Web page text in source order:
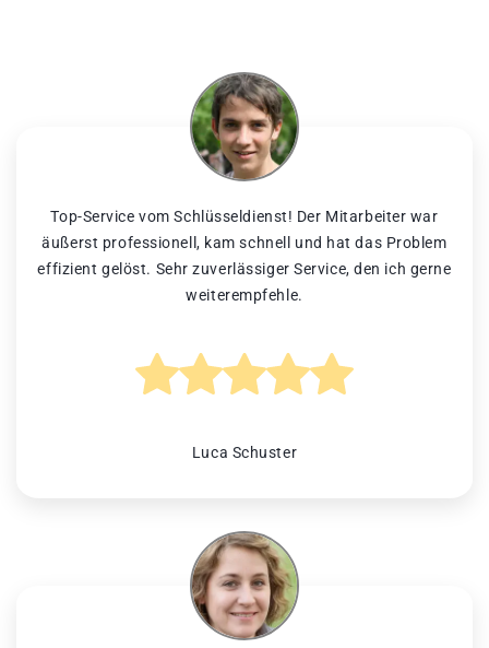
Top-Service vom Schlüsseldienst! Der Mitarbeiter war
äußerst professionell, kam schnell und hat das Problem
effizient gelöst. Sehr zuverlässiger Service, den ich gerne
weiterempfehle.
Luca Schuster